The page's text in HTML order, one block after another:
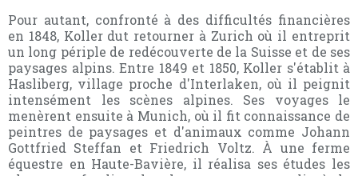
Pour autant, confronté à des difficultés financières
en 1848, Koller dut retourner à Zurich où il entreprit
un long périple de redécouverte de la Suisse et de ses
paysages alpins. Entre 1849 et 1850, Koller s'établit à
Hasliberg, village proche d'Interlaken, où il peignit
intensément les scènes alpines. Ses voyages le
menèrent ensuite à Munich, où il fit connaissance de
peintres de paysages et d'animaux comme Johann
Gottfried Steffan et Friedrich Voltz. À une ferme
équestre en Haute-Bavière, il réalisa ses études les